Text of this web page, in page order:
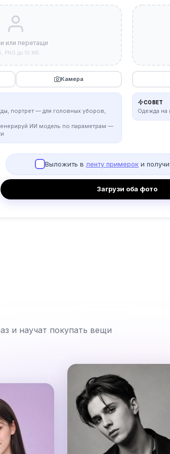
или перетащи
PNG до 10 МБ
Камера
портрет — для головных уборов,
ИИ модель по параметрам —
СОВЕТ
Одежда на
Выложить в ленту примерок и
Загрузи оба фото
и научат покупать вещи